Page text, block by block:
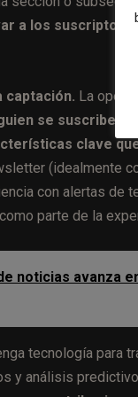
a los
captación. La
se suscribe.
clave
(idealmente
con alertas de
parte de la
noticias avanza
tecnología para
y análisis